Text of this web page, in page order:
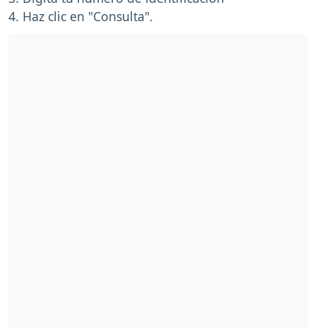
4. Haz clic en "Consulta".